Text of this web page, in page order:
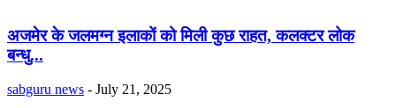
अजमेर के जलमग्न इलाकों को मिली कुछ राहत, कलक्टर लोक
बन्धु...
sabguru news - July 21, 2025